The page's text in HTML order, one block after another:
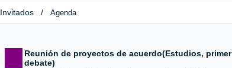
Invitados / Agenda
Reunión de proyectos de acuerdo(Estudios, primer
debate)